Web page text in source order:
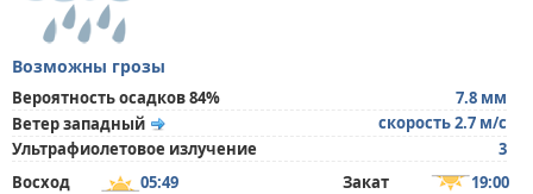
Возможны грозы
Вероятность осадков 84%
7.8 мм
Ветер западный
скорость 2.7 м/с
Ультрафиолетовое излучение
3
Восход
05:49 Закат 19:00